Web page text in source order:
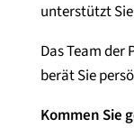
unterstützt
Das Team der
berät Sie
Kommen Sie